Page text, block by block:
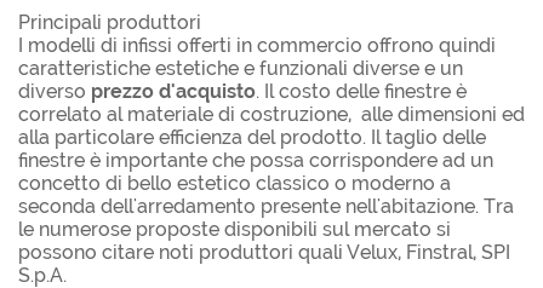
Principali produttori
I modelli di infissi offerti in commercio offrono quindi
caratteristiche estetiche e funzionali diverse e un
diverso prezzo d'acquisto. Il costo delle finestre è
correlato al materiale di costruzione, alle dimensioni ed
alla particolare efficienza del prodotto. Il taglio delle
finestre è importante che possa corrispondere ad un
concetto di bello estetico classico o moderno a
seconda dell'arredamento presente nell'abitazione. Tra
le numerose proposte disponibili sul mercato si
possono citare noti produttori quali Velux, Finstral, SPI
S.p.A.